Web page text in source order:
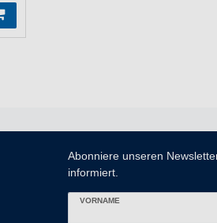
Abonniere unseren
informiert.
VORNAME